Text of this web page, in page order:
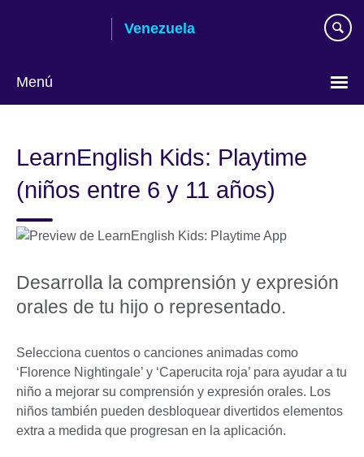
Venezuela
Menú
idioma
LearnEnglish Kids: Playtime
(niños entre 6 y 11 años)
Desarrolla la comprensión y expresión
orales de tu hijo o representado.
Selecciona cuentos o canciones animadas como
‘Florence Nightingale’ y ‘Caperucita roja’ para ayudar a tu
niño a mejorar su comprensión y expresión orales. Los
niños también pueden desbloquear divertidos elementos
extra a medida que progresan en la aplicación.